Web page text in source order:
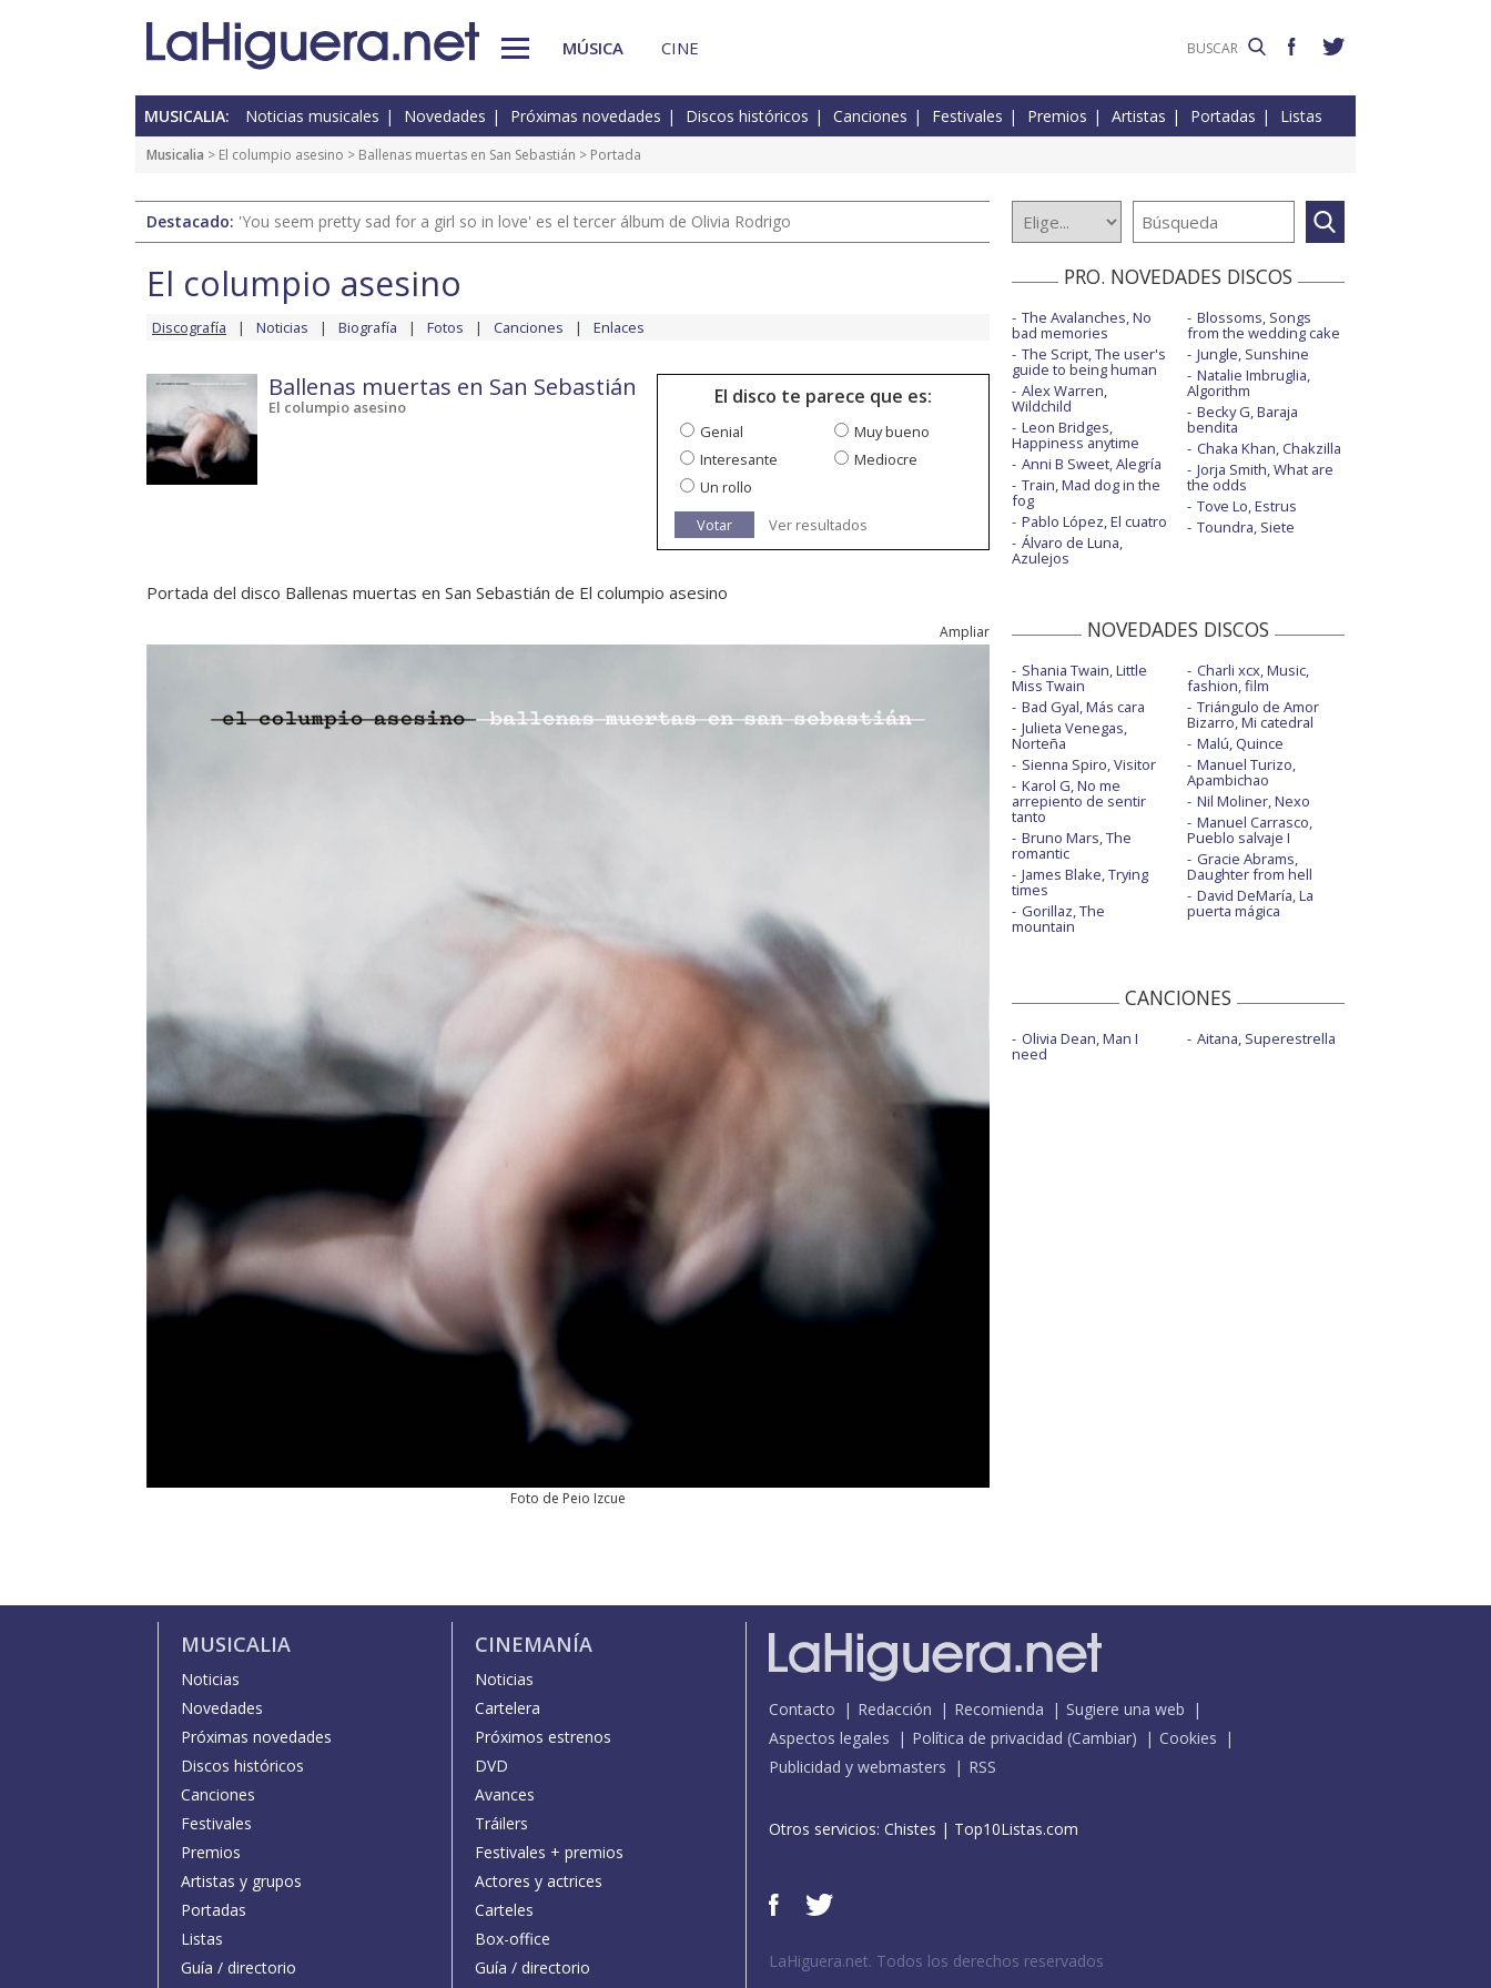
MÚSICA CINE
MUSICALIA: Noticias musicales Novedades Próximas novedades Discos históricos Canciones Festivales Premios Artistas Portadas Listas
Musicalia > El columpio asesino > Ballenas muertas en San Sebastián > Portada
Destacado: 'You seem pretty sad for a girl so in love' es el tercer álbum de Olivia Rodrigo
El columpio asesino
Discografía Noticias Biografía Fotos Canciones Enlaces
Ballenas muertas en San Sebastián
El columpio asesino El disco te parece que es:
Genial
Muy bueno
Interesante
Mediocre
Un rollo
Votar
Ver resultados
Portada del disco Ballenas muertas en San Sebastián de El columpio asesino
Ampliar
Foto de Peio Izcue
PRO. NOVEDADES DISCOS
The Avalanches, No
bad memories
The Script, The user's
guide to being human
Alex Warren,
Wildchild
Leon Bridges,
Happiness anytime
Anni B Sweet, Alegría
Train, Mad dog in the
fog
Pablo López, El cuatro
Álvaro de Luna,
Azulejos
Blossoms, Songs
from the wedding cake
Jungle, Sunshine
Natalie Imbruglia,
Algorithm
Becky G, Baraja
bendita
Chaka Khan, Chakzilla
Jorja Smith, What are
the odds
Tove Lo, Estrus
Toundra, Siete
NOVEDADES DISCOS
Shania Twain, Little
Miss Twain
Bad Gyal, Más cara
Julieta Venegas,
Norteña
Sienna Spiro, Visitor
Karol G, No me
arrepiento de sentir
tanto
Bruno Mars, The
romantic
James Blake, Trying
times
Gorillaz, The
mountain
Charli xcx, Music,
fashion, film
Triángulo de Amor
Bizarro, Mi catedral
Malú, Quince
Manuel Turizo,
Apambichao
Nil Moliner, Nexo
Manuel Carrasco,
Pueblo salvaje I
Gracie Abrams,
Daughter from hell
David DeMaría, La
puerta mágica
CANCIONES
Olivia Dean, Man I
need
Aitana, Superestrella
MUSICALIA
Noticias
Novedades
Próximas novedades
Discos históricos
Canciones
Festivales
Premios
Artistas y grupos
Portadas
Listas
Guía / directorio
CINEMANÍA
Noticias
Cartelera
Próximos estrenos
DVD
Avances
Tráilers
Festivales + premios
Actores y actrices
Carteles
Box-office
Guía / directorio
Contacto Redacción Recomienda
Sugiere una web
Aspectos legales
Política de privacidad (Cambiar)
Cookies
Publicidad y webmasters
RSS
Otros servicios: Chistes | Top10Listas.com
LaHiguera.net. Todos los derechos reservados